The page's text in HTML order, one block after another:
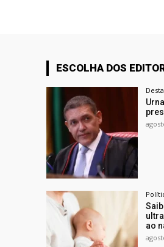
ESCOLHA DOS
ao